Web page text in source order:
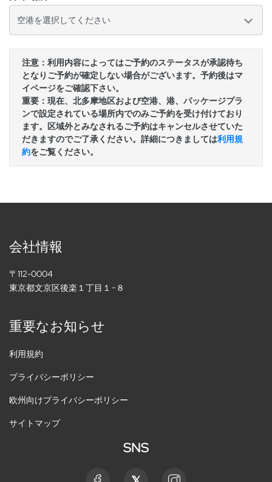
注意：利用内容によってはご予約のステータスが承認待ち
となりご予約が確定しない場合がございます。予約後はマ
イページをご確認下さい。
重要：現在、北多摩地区および空港、港、パッケージプラ
ンで設定されている場所内でのみご予約を受け付けており
ます。区域外とみなされるご予約はキャンセルさせていた
だきますのでご了承ください。詳細につきましては利用規
約をご覧ください。
会社情報
〒112-0004
東京都文京区後楽１丁目１−８
重要なお知らせ
利用規約
プライバシーポリシー
欧州向けプライバシーポリシー
サイトマップ
SNS